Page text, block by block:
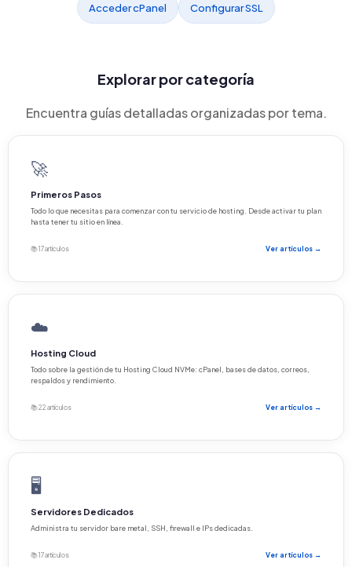
Acceder cPanel Configurar SSL
Explorar por categoría
Encuentra guías detalladas organizadas por tema.
🚀
Primeros Pasos
Todo lo que necesitas para comenzar con tu servicio de hosting. Desde activar tu plan
hasta tener tu sitio en línea.
📚 17 artículos Ver artículos →
☁️
Hosting Cloud
Todo sobre la gestión de tu Hosting Cloud NVMe: cPanel, bases de datos, correos,
respaldos y rendimiento.
📚 22 artículos Ver artículos →
🖥️
Servidores Dedicados
Administra tu servidor bare metal, SSH, firewall e IPs dedicadas.
📚 17 artículos Ver artículos →